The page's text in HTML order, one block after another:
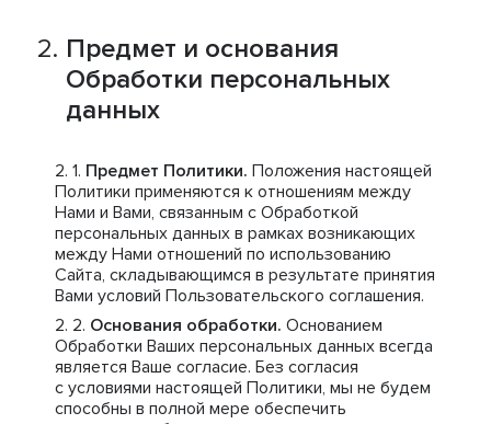
Предмет и основания
Обработки персональных
данных
Предмет Политики. Положения настоящей
Политики применяются к отношениям между
Нами и Вами, связанным с Обработкой
персональных данных в рамках возникающих
между Нами отношений по использованию
Сайта, складывающимся в результате принятия
Вами условий Пользовательского соглашения.
Основания обработки. Основанием
Обработки Ваших персональных данных всегда
является Ваше согласие. Без согласия
с условиями настоящей Политики, мы не будем
способны в полной мере обеспечить